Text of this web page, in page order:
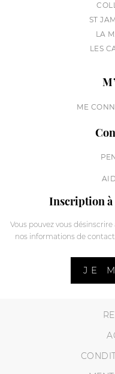
ST
LA
LES
ME
Inscription à
Vous pouvez vous
nos informations de
JE